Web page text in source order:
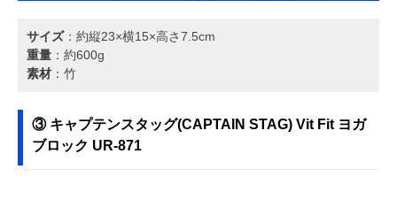
サイズ：約縦23×横15×高さ7.5cm
重量 ：約600g
素材 ：竹
③ キャプテンスタッグ(CAPTAIN STAG) Vit Fit ヨガ
ブロック UR-871